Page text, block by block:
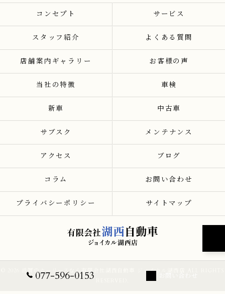
077-596-0153
コンセプト サービス
スタッフ紹介 よくある質問
店舗案内ギャラリー お客様の声
当社の特徴 車検
新車 中古車
サブスク メンテナンス
アクセス ブログ
コラム お問い合わせ
プライバシーポリシー サイトマップ
© 2026 滋賀のカーリースなら有限会社湖西自動車 ジョイカル湖西店 ALL RIGHTS